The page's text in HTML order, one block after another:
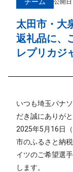
公開日
太田市・大
返礼品に、
レプリカジ
いつも埼玉パナ
だき誠にありが
2025年5月16日
市のふるさと納
イツのご希望選
します。